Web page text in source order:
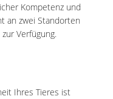
Kompetenz und
an zwei Standorten
Verfügung.
Ihres Tieres ist